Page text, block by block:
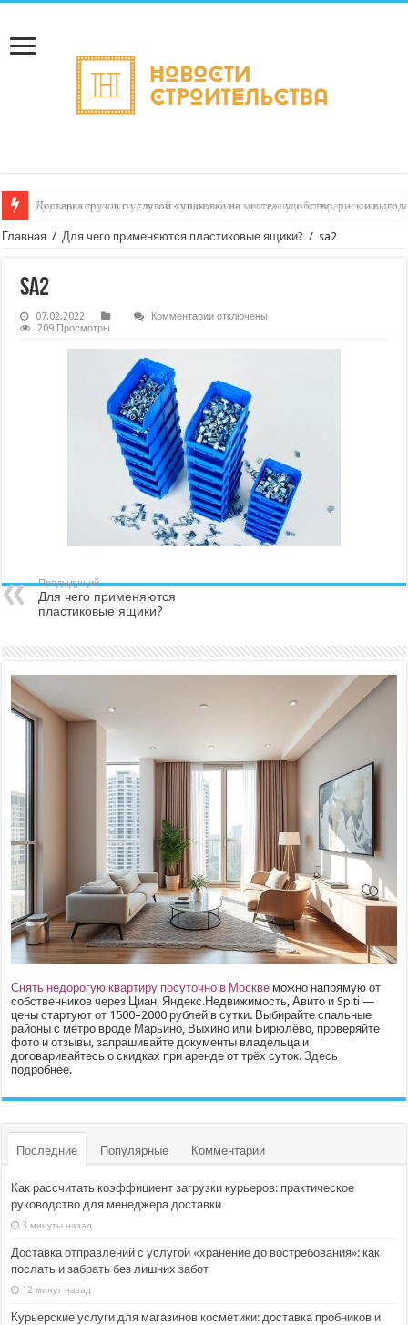
Доставка грузов с услугой «упаковка на месте»: удобство, риск и
Курьерские услуги для магазинов обуви: доставка и возврат — как
Главная / Для чего применяются пластиковые ящики? / sa2
sa2
07.02.2022 Комментариикотключены
209 Просмотры
Предыдущий
Для чего применяются
пластиковые ящики?
Снять недорогую квартиру посуточно в Москве можно напрямую от
собственников через Циан, Яндекс.Недвижимость, Авито и Spiti —
цены стартуют от 1500–2000 рублей в сутки. Выбирайте спальные
районы с метро вроде Марьино, Выхино или Бирюлёво, проверяйте
фото и отзывы, запрашивайте документы владельца и
договаривайтесь о скидках при аренде от трёх суток.Здесь
подробнее.
Последние Популярные Комментарии
Как рассчитать коэффициент загрузки курьеров: практическое
руководство для менеджера доставки
3 минуты назад
Доставка отправлений с услугой «хранение до востребования»: как
послать и забрать без лишних забот
12 минут назад
Курьерские услуги для магазинов косметики: доставка пробников и